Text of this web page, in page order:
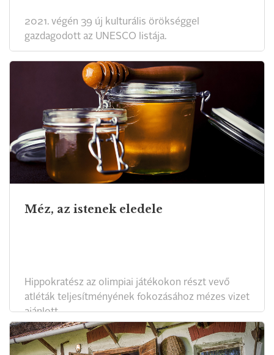
2021. végén 39 új kulturális örökséggel
gazdagodott az UNESCO listája.
Méz, az istenek eledele
Hippokratész az olimpiai játékokon részt vevő
atléták teljesítményének fokozásához mézes vizet
ajánlott.